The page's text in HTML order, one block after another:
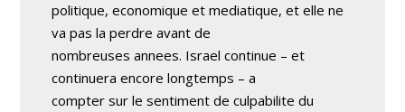
politique, economique et mediatique, et elle ne
va pas la perdre avant de
nombreuses annees. Israel continue – et
continuera encore longtemps – a
compter sur le sentiment de culpabilite du